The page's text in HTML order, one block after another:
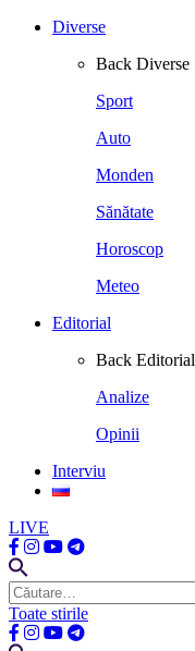
Diverse
Back Diverse
Sport
Auto
Monden
Sănătate
Horoscop
Meteo
Editorial
Back Editorial
Analize
Opinii
Interviu
LIVE
Caută
după:
Toate stirile